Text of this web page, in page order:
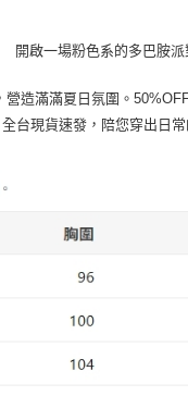
開啟一場粉色系的多巴胺派
營造滿滿夏日氛圍。
台現貨速發，陪您穿出日